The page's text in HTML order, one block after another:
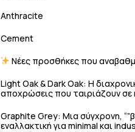
Anthracite
Cement
Νέες προσθήκες που
Light Oak & Dark Oak: Η
αποχρώσεις που ταιριάζουν σε
Graphite Grey: Μια σύγχρονη,
εναλλακτική για minimal και